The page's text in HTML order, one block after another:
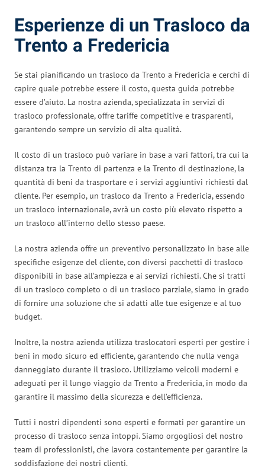
Esperienze di un Trasloco da
Trento a Fredericia
Se stai pianificando un trasloco da Trento a Fredericia e cerchi di
capire quale potrebbe essere il costo, questa guida potrebbe
essere d’aiuto. La nostra azienda, specializzata in servizi di
trasloco professionale, offre tariffe competitive e trasparenti,
garantendo sempre un servizio di alta qualità.
Il costo di un trasloco può variare in base a vari fattori, tra cui la
distanza tra la Trento di partenza e la Trento di destinazione, la
quantità di beni da trasportare e i servizi aggiuntivi richiesti dal
cliente. Per esempio, un trasloco da Trento a Fredericia, essendo
un trasloco internazionale, avrà un costo più elevato rispetto a
un trasloco all’interno dello stesso paese.
La nostra azienda offre un preventivo personalizzato in base alle
specifiche esigenze del cliente, con diversi pacchetti di trasloco
disponibili in base all’ampiezza e ai servizi richiesti. Che si tratti
di un trasloco completo o di un trasloco parziale, siamo in grado
di fornire una soluzione che si adatti alle tue esigenze e al tuo
budget.
Inoltre, la nostra azienda utilizza traslocatori esperti per gestire i
beni in modo sicuro ed efficiente, garantendo che nulla venga
danneggiato durante il trasloco. Utilizziamo veicoli moderni e
adeguati per il lungo viaggio da Trento a Fredericia, in modo da
garantire il massimo della sicurezza e dell’efficienza.
Tutti i nostri dipendenti sono esperti e formati per garantire un
processo di trasloco senza intoppi. Siamo orgogliosi del nostro
team di professionisti, che lavora costantemente per garantire la
soddisfazione dei nostri clienti.